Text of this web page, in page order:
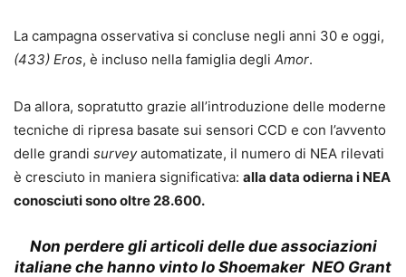
La campagna osservativa si concluse negli anni 30 e oggi,
(433) Eros, è incluso nella famiglia degli Amor.
Da allora, sopratutto grazie all’introduzione delle moderne
tecniche di ripresa basate sui sensori CCD e con l’avvento
delle grandi surveyautomatizate, il numero di NEA rilevati
è cresciuto in maniera significativa: alla data odierna i NEA
conosciuti sono oltre 28.600.
Non perdere gli articoli delle due associazioni
italiane che hanno vinto lo Shoemaker NEO Grant